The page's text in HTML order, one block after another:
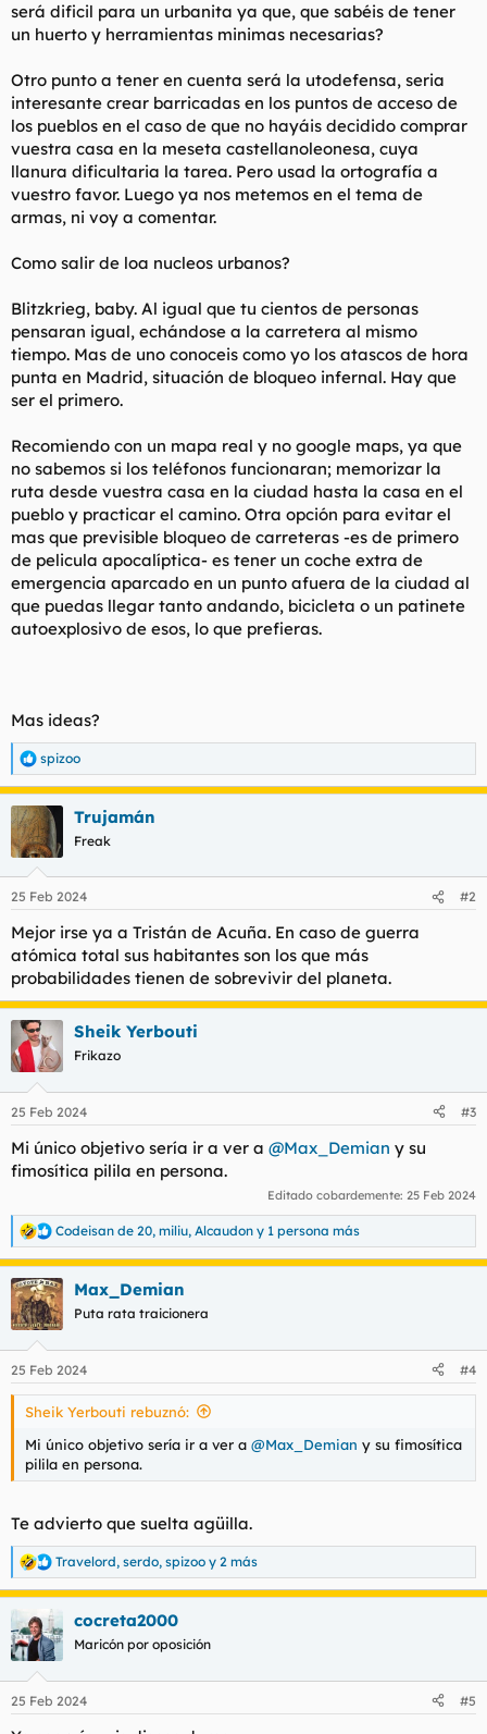
será dificil para un urbanita ya que, que sabéis de tener
un huerto y herramientas minimas necesarias?
Otro punto a tener en cuenta será la utodefensa, seria
interesante crear barricadas en los puntos de acceso de
los pueblos en el caso de que no hayáis decidido comprar
vuestra casa en la meseta castellanoleonesa, cuya
llanura dificultaria la tarea. Pero usad la ortografía a
vuestro favor. Luego ya nos metemos en el tema de
armas, ni voy a comentar.
Como salir de loa nucleos urbanos?
Blitzkrieg, baby. Al igual que tu cientos de personas
pensaran igual, echándose a la carretera al mismo
tiempo. Mas de uno conoceis como yo los atascos de hora
punta en Madrid, situación de bloqueo infernal. Hay que
ser el primero.
Recomiendo con un mapa real y no google maps, ya que
no sabemos si los teléfonos funcionaran; memorizar la
ruta desde vuestra casa en la ciudad hasta la casa en el
pueblo y practicar el camino. Otra opción para evitar el
mas que previsible bloqueo de carreteras -es de primero
de pelicula apocalíptica- es tener un coche extra de
emergencia aparcado en un punto afuera de la ciudad al
que puedas llegar tanto andando, bicicleta o un patinete
autoexplosivo de esos, lo que prefieras.
Mas ideas?
R
e
a
c
c
i
e
:
spizoo
Trujamán
Freak
25 Feb 2024 #2
Mejor irse ya a Tristán de Acuña. En caso de guerra
atómica total sus habitantes son los que más
probabilidades tienen de sobrevivir del planeta.
Sheik Yerbouti
Frikazo
25 Feb 2024 #3
Mi único objetivo sería ir a ver a @Max_Demian y su
fimosítica pilila en persona.
Editado cobardemente: 25 Feb 2024
R
e
a
c
c
i
e
s
Codeisan de 20, miliu, Alcaudon y 1 persona más
Max_Demian
Puta rata traicionera
25 Feb 2024 #4
Sheik Yerbouti rebuznó:
Mi único objetivo sería ir a ver a @Max_Demian y su fimosítica
pilila en persona.
Te advierto que suelta agüilla.
R
e
a
c
c
i
e
Travelord, serdo, spizoo y 2 más
cocreta2000
Maricón por oposición
25 Feb 2024 #5